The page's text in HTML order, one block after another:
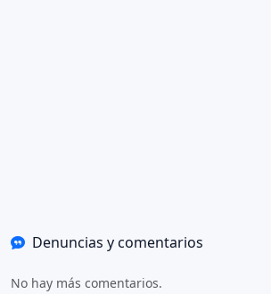
Denuncias y comentarios
No hay más comentarios.